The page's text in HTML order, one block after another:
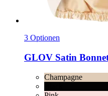
3 Optionen
GLOV Satin
Champagne